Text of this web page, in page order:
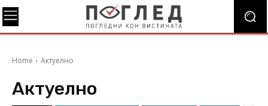
Home Актуелно
Актуелно